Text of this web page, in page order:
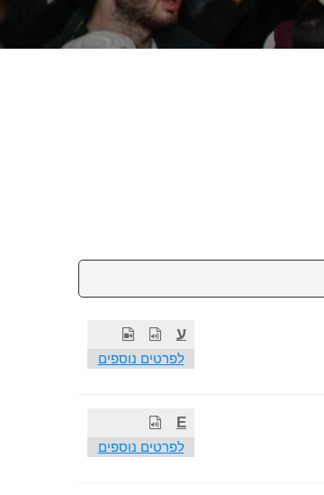
ע
לפרטים נוספים
E
לפרטים נוספים